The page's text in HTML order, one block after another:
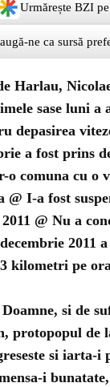
Urmărește BZI
ne ca sursă
Harlau,
sase luni a
depasirea
a fost prins
comuna cu o
@ I-a fost
@ Nu a
2011
kilometri pe
si de
protopopul de
si iarta-i
i